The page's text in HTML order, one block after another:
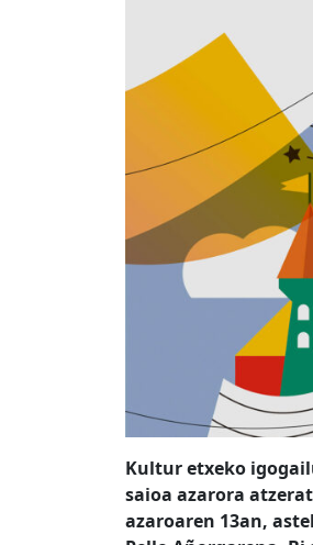
Kultur etxeko
saioa azarora
azaroaren 13an,